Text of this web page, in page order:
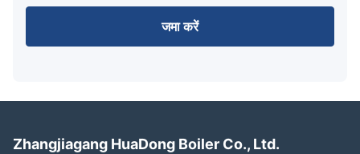
जमा करें
Zhangjiagang HuaDong Boiler Co., Ltd.